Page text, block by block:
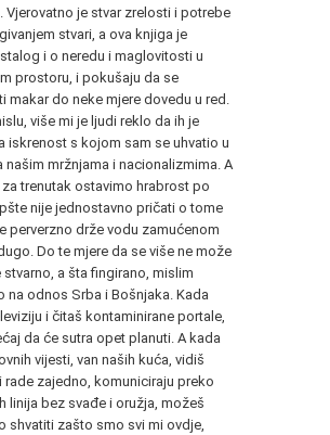
Vjerovatno je stvar zrelosti i potrebe
stvari, a ova knjiga je
i o neredu i maglovitosti u
prostoru, i pokušaju da se
makar do neke mjere dovedu u red.
više mi je ljudi reklo da ih je
iskrenost s kojom sam se uhvatio u
našim mržnjama i nacionalizmima. A
trenutak ostavimo hrabrost po
nije jednostavno pričati o tome
perverzno drže vodu zamućenom
Do te mjere da se više ne može
stvarno, a šta fingirano, mislim
na odnos Srba i Bošnjaka. Kada
i čitaš kontaminirane portale,
da će sutra opet planuti. A kada
vijesti, van naših kuća, vidiš
rade zajedno, komuniciraju preko
linija bez svađe i oružja, možeš
shvatiti zašto smo svi mi ovdje,